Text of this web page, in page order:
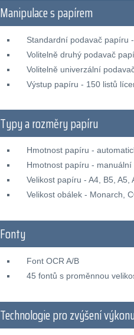
Manipulace s papírem
Standardní podavač papíru
Volitelně druhý podavač
Volitelně univerzální
Výstup papíru - 150 listů
Typy a rozměry papíru
Hmotnost papíru -
Hmotnost papíru -
Velikost papíru - A4, B5, A5,
Velikost obálek - Monarch,
Fonty
Font OCR A/B
45 fontů s proměnnou
Technologie pro zvýšení